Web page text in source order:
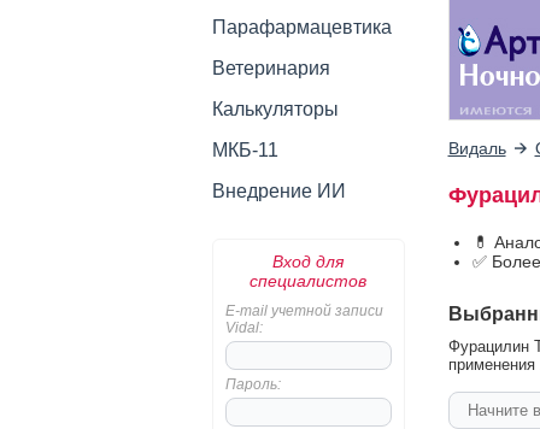
Парафармацевтика
Ветеринария
Калькуляторы
МКБ-11
Внедрение ИИ
Вход для
специалистов
E-mail учетной записи
Vidal:
Пароль:
Видаль
💊
✅
Фурацилин